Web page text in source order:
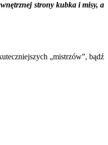
strony kubka i misy, a
„mistrzów”, bądź